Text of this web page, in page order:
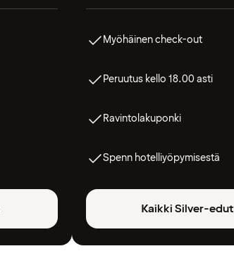
Myöhäinen check-out
Peruutus kello 18.00 asti
Ravintolakuponki
Spenn hotelliyöpymisestä
Kaikki Silver-edut